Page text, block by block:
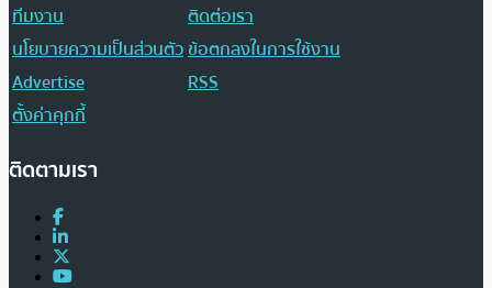
ทีมงาน
ติดต่อเรา
นโยบายความเป็นส่วนตัวข้อตกลงในการใช้งาน
Advertise
RSS
ตั้งค่าคุกกี้
ติดตามเรา